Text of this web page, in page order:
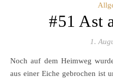
#51 Ast
1.
Noch auf dem Heimweg wurde festgestellt, das ein großer Ast
aus einer Eiche gebrochen ist